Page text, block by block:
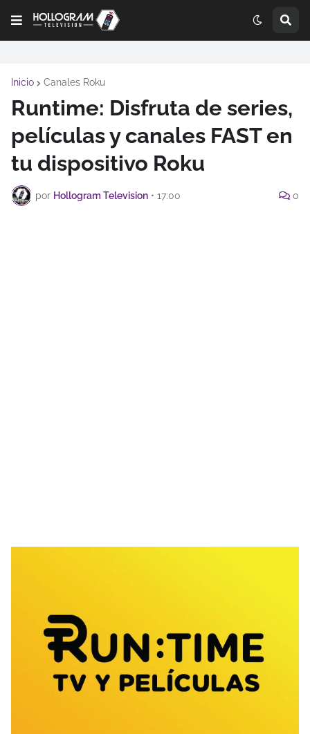
Inicio Canales Roku
Runtime: Disfruta de series,
películas y canales FAST en
tu dispositivo Roku
por Hollogram Television • 17:00 0